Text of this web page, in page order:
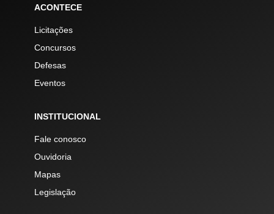
ACONTECE
Licitações
Concursos
Defesas
Eventos
INSTITUCIONAL
Fale conosco
Ouvidoria
Mapas
Legislação